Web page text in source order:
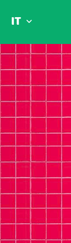
IT